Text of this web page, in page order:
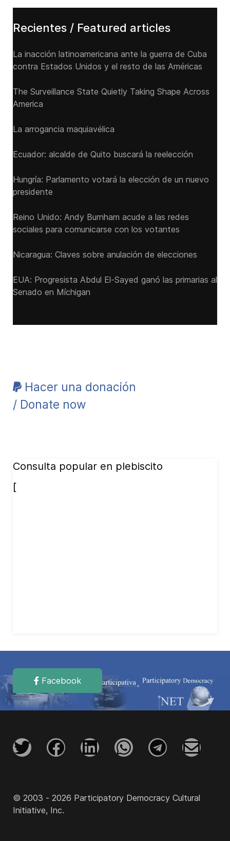
Recientes / Featured articles
La inacción latinoamericana ante la guerra de Cuba
contra Estados Unidos y el resto de las Américas
The Surveillance State Quietly Taking Shape Across
America
La arrogancia maquiavélica
Ecuador: alcalde de Quito buscará la reelección
Hungría: Parlamento votará la elección de un nuevo
presidente
Reino Unido: Andy ‌Burnham acude a las redes
sociales para comunicarse con los votantes
Nicaragua: Claves sobre anulación de elecciones
EUA: Progresista Abdul El-Sayed ganó las primarias al
Senado ‌en Míchigan
Hacer una donación
/ Donate now
Consulta popular en plebiscito
[
Facebook
© 2003 - 2026 Participatory Democracy Cultural
Initiative, Inc.